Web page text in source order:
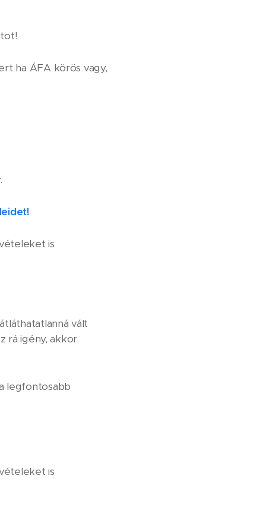
ha ÁFA körös vagy,
is
vált
rá igény, akkor
legfontosabb
is